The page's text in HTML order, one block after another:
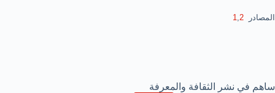
المصادر 1,2
ساهم في نشر الثقافة والمعرفة